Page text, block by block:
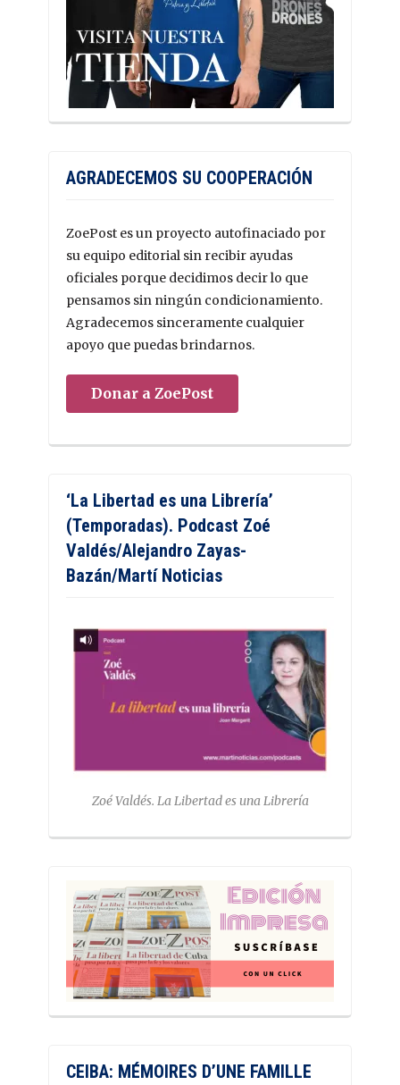
AGRADECEMOS SU COOPERACIÓN
ZoePost es un proyecto autofinaciado por
su equipo editorial sin recibir ayudas
oficiales porque decidimos decir lo que
pensamos sin ningún condicionamiento.
Agradecemos sinceramente cualquier
apoyo que puedas brindarnos.
Donar a ZoePost
‘La Libertad es una Librería’
(Temporadas). Podcast Zoé
Valdés/Alejandro Zayas-
Bazán/Martí Noticias
Zoé Valdés. La Libertad es una Librería
CEIBA: MÉMOIRES D’UNE FAMILLE